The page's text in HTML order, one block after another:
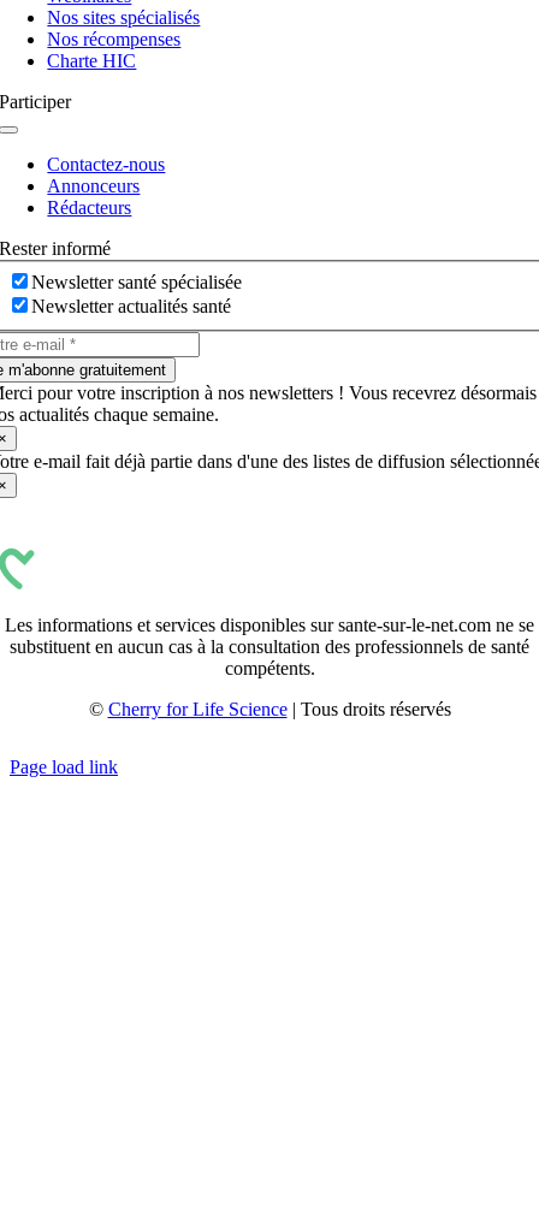
Nos sites spécialisés
Nos récompenses
Charte HIC
Participer
Navigation
basculeContactez-nous
Annonceurs
Rédacteurs
Rester informé
Newsletter santé spécialisée
Newsletter actualités santé
m'abonne gratuitement
pour votre inscription à nos newsletters ! Vous recevrez désormais
actualités chaque semaine.
e-mail fait déjà partie dans d'une des listes de diffusion
Les informations et services disponibles sur sante-sur-le-net.com ne se
substituent en aucun cas à la consultation des professionnels de santé
compétents.
© Cherry for Life Science| Tous droits réservés
Page load link